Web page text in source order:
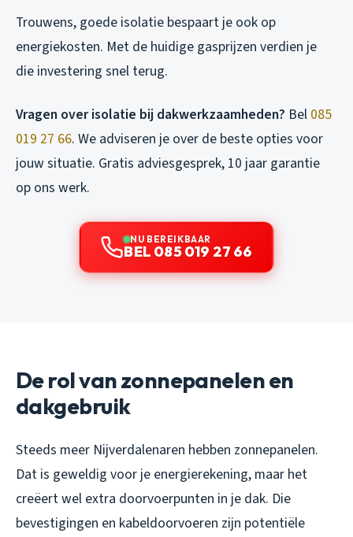
Trouwens, goede isolatie bespaart je ook op
energiekosten. Met de huidige gasprijzen verdien je
die investering snel terug.
Vragen over isolatie bij dakwerkzaamheden? Bel 085
019 27 66. We adviseren je over de beste opties voor
jouw situatie. Gratis adviesgesprek, 10 jaar garantie
op ons werk.
NU BEREIKBAAR
BEL 085 019 27 66
De rol van zonnepanelen en
dakgebruik
Steeds meer Nijverdalenaren hebben zonnepanelen.
Dat is geweldig voor je energierekening, maar het
creëert wel extra doorvoerpunten in je dak. Die
bevestigingen en kabeldoorvoeren zijn potentiële